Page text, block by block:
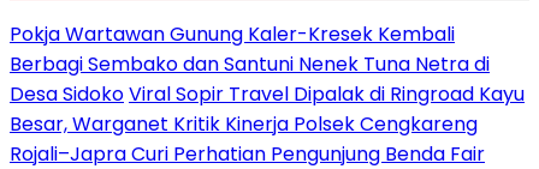
Pokja Wartawan Gunung Kaler-Kresek Kembali
Berbagi Sembako dan Santuni Nenek Tuna Netra di
Desa SidokoViral Sopir Travel Dipalak di Ringroad Kayu
Besar, Warganet Kritik Kinerja Polsek Cengkareng
Rojali–Japra Curi Perhatian Pengunjung Benda Fair